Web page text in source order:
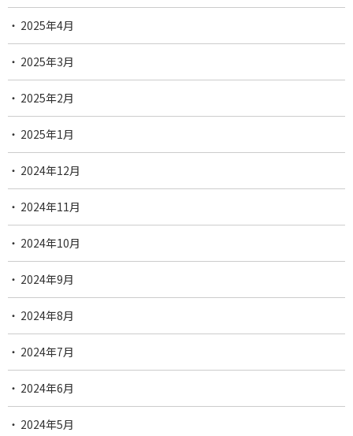
2025年4月
2025年3月
2025年2月
2025年1月
2024年12月
2024年11月
2024年10月
2024年9月
2024年8月
2024年7月
2024年6月
2024年5月